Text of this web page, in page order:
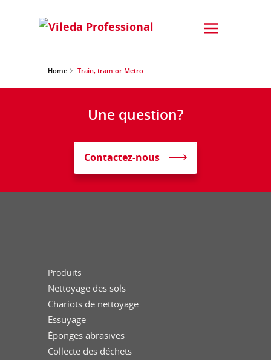
Home Train, tram or Metro
Une question?
Contactez-nous
Produits
Nettoyage des sols
Chariots de nettoyage
Essuyage
Éponges abrasives
Collecte des déchets